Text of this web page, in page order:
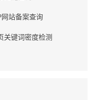
网站备案查询
关键词密度检测